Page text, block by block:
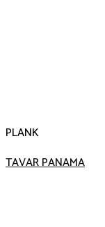
PLANK
TAVAR PANAMA